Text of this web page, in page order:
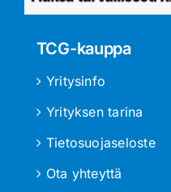
TCG-kauppa
Yritysinfo
Yrityksen tarina
Tietosuojaseloste
Ota yhteyttä